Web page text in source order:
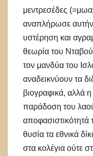
μεντρεσέδες
αναπλήρωσε αυτήν
υστέρηση και
θεωρία του
τον μανδύα του
αναδεικνύουν τα
βιογραφικά, αλλά
παράδοση του
θυσία τα εθνικά
στα κολέγια ούτε